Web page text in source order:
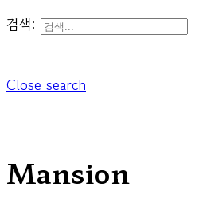
검색:
Close search
Mansion